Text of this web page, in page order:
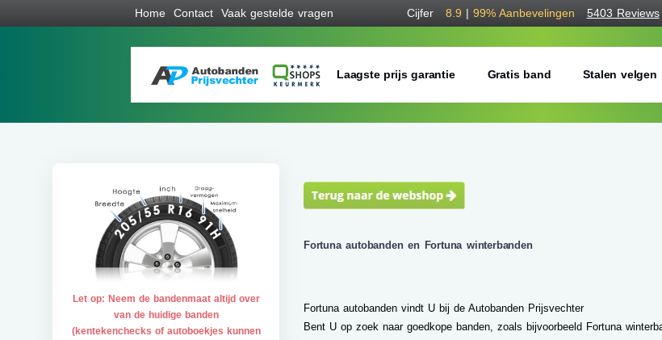
Home Contact Vaak gestelde vragen Cijfer 8.9 | 99% Aanbevelingen 5403 Reviews
Laagste prijs garantie Gratis band Stalen velgen
Let op: Neem de bandenmaat altijd over
van de huidige banden
(kentekenchecks of autoboekjes kunnen
Fortuna autobanden en Fortuna winterbanden
Fortuna autobanden vindt U bij de Autobanden Prijsvechter
Bent U op zoek naar goedkope banden, zoals bijvoorbeeld Fortuna